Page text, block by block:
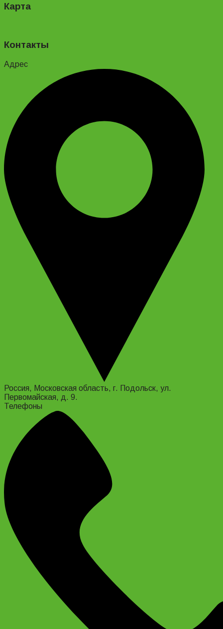
Карта
Контакты
Адрес
Россия, Московская область, г. Подольск, ул.
Первомайская, д. 9.
Телефоны